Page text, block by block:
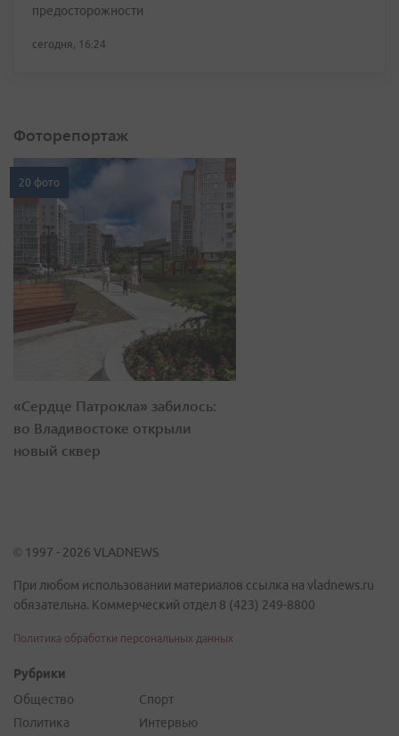
предосторожности
сегодня, 16:24
Фоторепортаж
20 фото
«Сердце Патрокла» забилось:
во Владивостоке открыли
новый сквер
© 1997 - 2026 VLADNEWS
При любом использовании материалов ссылка на vladnews.ru
обязательна. Коммерческий отдел 8 (423) 249-8800
Политика обработки персональных данных
Рубрики
Общество
Политика
Спорт
Интервью